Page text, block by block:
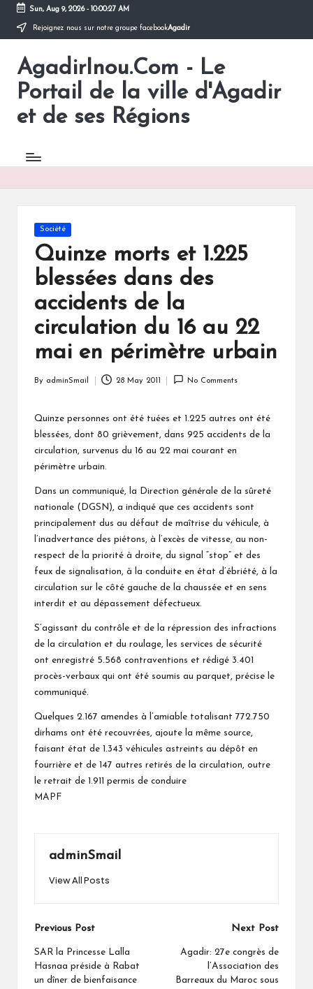
Skip
content
Sun, Aug 9, 2026- 10:00:27 AM
Rejoignez nous sur notre groupe facebookAgadir
AgadirInou.Com - Le
Portail de la ville d'Agadir
et de ses Régions
Toute
l'actualité
ville
en
un
Posted
Société
Quinze morts et 1.225
blessées dans des
accidents de la
circulation du 16 au 22
mai en périmètre urbain
By adminSmail 28 May 2011 No Comments
Quinze personnes ont été tuées et 1.225 autres ont été
blessées, dont 80 grièvement, dans 925 accidents de la
circulation, survenus du 16 au 22 mai courant en
périmètre urbain.
Dans un communiqué, la Direction générale de la sûreté
nationale (DGSN), a indiqué que ces accidents sont
principalement dus au défaut de maîtrise du véhicule, à
l’inadvertance des piétons, à l’excès de vitesse, au non-
respect de la priorité à droite, du signal “stop” et des
feux de signalisation, à la conduite en état d’ébriété, à la
circulation sur le côté gauche de la chaussée et en sens
interdit et au dépassement défectueux.
S’agissant du contrôle et de la répression des infractions
de la circulation et du roulage, les services de sécurité
ont enregistré 5.568 contraventions et rédigé 3.401
procès-verbaux qui ont été soumis au parquet, précise le
communiqué.
Quelques 2.167 amendes à l’amiable totalisant 772.750
dirhams ont été recouvrées, ajoute la même source,
faisant état de 1.343 véhicules astreints au dépôt en
fourrière et de 147 autres retirés de la circulation, outre
le retrait de 1.911 permis de conduire
MAPF
adminSmail
View All Posts
Post
navigation
Previous Post
SAR la Princesse Lalla
Hasnaa préside à Rabat
un dîner de bienfaisance
Next Post
Agadir: 27e congrès de
l’Association des
Barreaux du Maroc sous